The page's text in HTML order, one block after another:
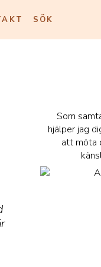
SÖK
Som
hjälper jag
att möta